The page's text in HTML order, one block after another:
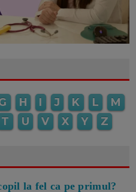
H I J K L
M
T U V X Y Z
la fel ca pe primul?